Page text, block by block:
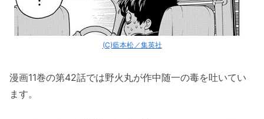
(C)藍本松／集英社
漫画11巻の第42話では野火丸が作中随一の毒を吐いてい
ます。